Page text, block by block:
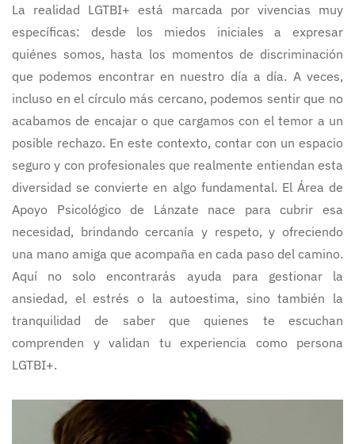
La realidad LGTBI+ está marcada por vivencias muy
específicas: desde los miedos iniciales a expresar
quiénes somos, hasta los momentos de discriminación
que podemos encontrar en nuestro día a día. A veces,
incluso en el círculo más cercano, podemos sentir que no
acabamos de encajar o que cargamos con el temor a un
posible rechazo. En este contexto, contar con un espacio
seguro y con profesionales que realmente entiendan esta
diversidad se convierte en algo fundamental. El Área de
Apoyo Psicológico de Lánzate nace para cubrir esa
necesidad, brindando cercanía y respeto, y ofreciendo
una mano amiga que acompaña en cada paso del camino.
Aquí no solo encontrarás ayuda para gestionar la
ansiedad, el estrés o la autoestima, sino también la
tranquilidad de saber que quienes te escuchan
comprenden y validan tu experiencia como persona
LGTBI+.